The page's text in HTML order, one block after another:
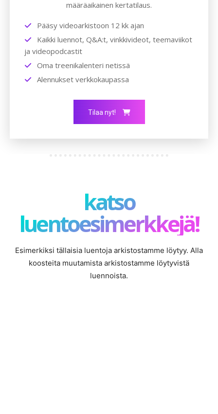
määräaikainen kertatilaus.
Pääsy videoarkistoon 12 kk ajan
Kaikki luennot, Q&A:t, vinkkivideot, teemaviikot
ja videopodcastit
Oma treenikalenteri netissä
Alennukset verkkokaupassa
Tilaa nyt!
katso
luentoesimerkkejä!
Esimerkiksi tällaisia luentoja arkistostamme löytyy. Alla
koosteita muutamista arkistostamme löytyvistä
luennoista.